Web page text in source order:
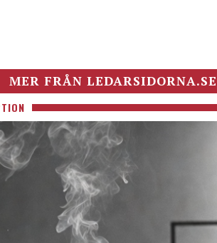
MER FRÅN LEDARSIDORNA.SE